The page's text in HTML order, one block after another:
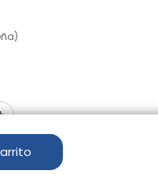
IZ